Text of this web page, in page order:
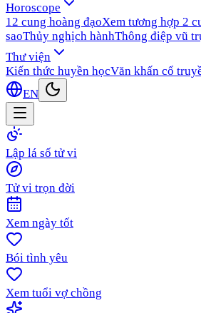
Horoscope
12 cung hoàng đạoXem tương hợp 2
saoThủy nghịch hànhThông điệp vũ
Thư viện
Kiến thức huyền họcVăn khấn cổ
EN
Lập lá số tử vi
Tử vi trọn đời
Xem ngày tốt
Bói tình yêu
Xem tuổi vợ chồng